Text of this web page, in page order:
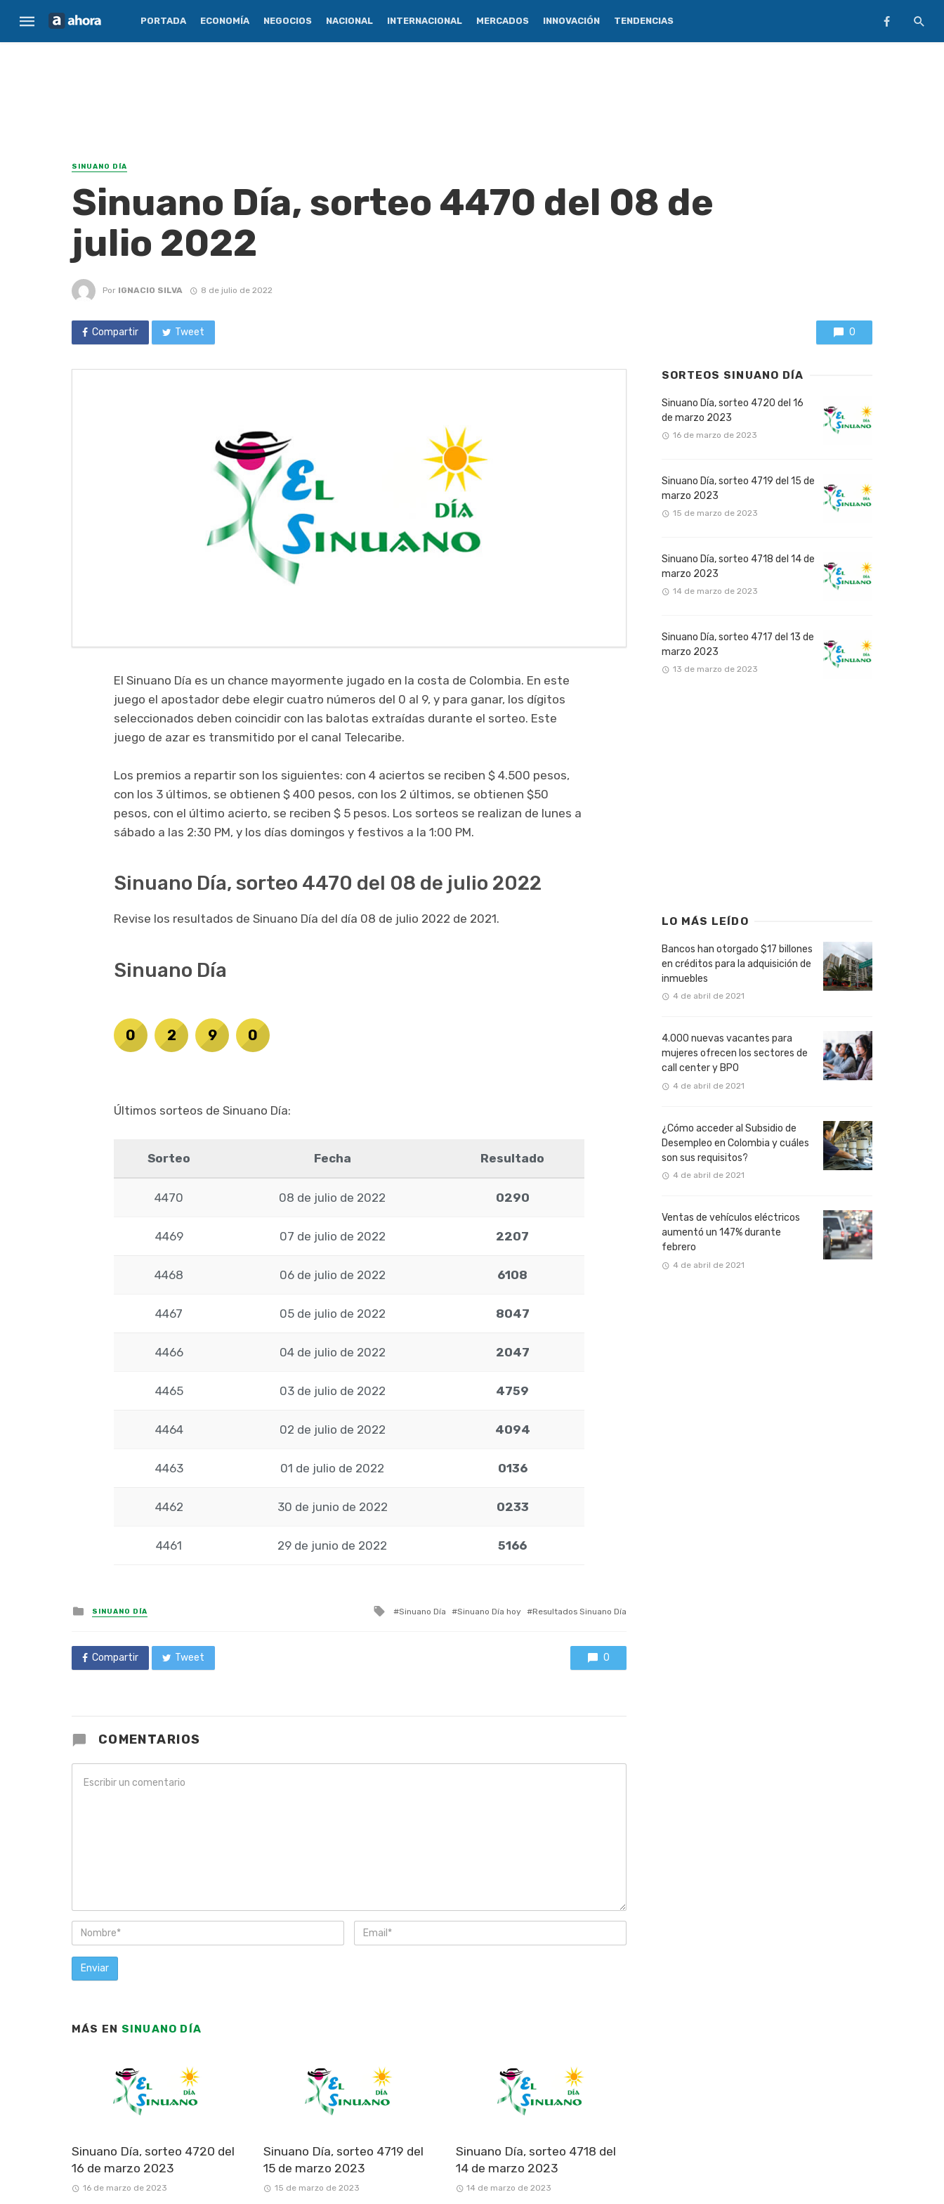
PORTADA ECONOMÍA NEGOCIOS NACIONAL INTERNACIONAL MERCADOS INNOVACIÓN TENDENCIAS
SINUANO DÍA
Sinuano Día, sorteo 4470 del 08 de
julio 2022
Por IGNACIO SILVA 8 de julio de 2022
Compartir Tweet 0
El Sinuano Día es un chance mayormente jugado en la costa de Colombia. En este
juego el apostador debe elegir cuatro números del 0 al 9, y para ganar, los dígitos
seleccionados deben coincidir con las balotas extraídas durante el sorteo. Este
juego de azar es transmitido por el canal Telecaribe.
Los premios a repartir son los siguientes: con 4 aciertos se reciben $ 4.500 pesos,
con los 3 últimos, se obtienen $ 400 pesos, con los 2 últimos, se obtienen $50
pesos, con el último acierto, se reciben $ 5 pesos. Los sorteos se realizan de lunes a
sábado a las 2:30 PM, y los días domingos y festivos a la 1:00 PM.
Sinuano Día, sorteo 4470 del 08 de julio 2022
Revise los resultados de Sinuano Día del día 08 de julio 2022 de 2021.
Sinuano Día
0 2 9 0
Últimos sorteos de Sinuano Día:
Sorteo Fecha Resultado
4470 08 de julio de 2022 0290
4469 07 de julio de 2022 2207
4468 06 de julio de 2022 6108
4467 05 de julio de 2022 8047
4466 04 de julio de 2022 2047
4465 03 de julio de 2022 4759
4464 02 de julio de 2022 4094
4463 01 de julio de 2022 0136
4462 30 de junio de 2022 0233
4461 29 de junio de 2022 5166
Posted
in
SINUANO DÍA
Tagged
Sinuano Día Sinuano Día hoy Resultados Sinuano Día
Compartir Tweet 0
COMENTARIOS
MÁS EN SINUANO DÍA
Sinuano Día, sorteo 4720 del
16 de marzo 2023
16 de marzo de 2023
Sinuano Día, sorteo 4719 del
15 de marzo 2023
15 de marzo de 2023
Sinuano Día, sorteo 4718 del
14 de marzo 2023
14 de marzo de 2023
SORTEOS SINUANO DÍA
Sinuano Día, sorteo 4720 del 16
de marzo 2023
16 de marzo de 2023
Sinuano Día, sorteo 4719 del 15 de
marzo 2023
15 de marzo de 2023
Sinuano Día, sorteo 4718 del 14 de
marzo 2023
14 de marzo de 2023
Sinuano Día, sorteo 4717 del 13 de
marzo 2023
13 de marzo de 2023
LO MÁS LEÍDO
Bancos han otorgado $17 billones
en créditos para la adquisición de
inmuebles
4 de abril de 2021
4.000 nuevas vacantes para
mujeres ofrecen los sectores de
call center y BPO
4 de abril de 2021
¿Cómo acceder al Subsidio de
Desempleo en Colombia y cuáles
son sus requisitos?
4 de abril de 2021
Ventas de vehículos eléctricos
aumentó un 147% durante
febrero
4 de abril de 2021